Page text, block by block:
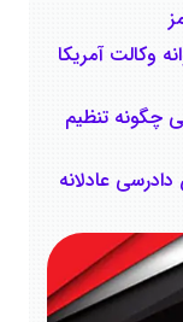
وکالت آمریکا
چگونه تنظیم
عادلانه